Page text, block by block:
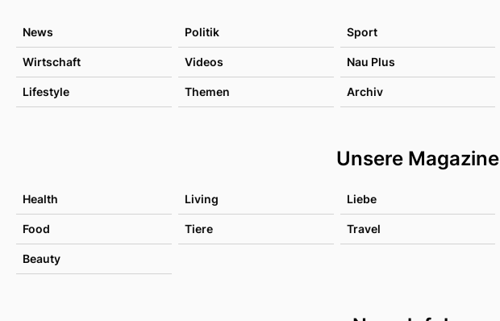
News Politik Sport
Wirtschaft Videos Nau Plus
Lifestyle Themen Archiv
Unsere Magazine
Health Living Liebe
Food Tiere Travel
Beauty